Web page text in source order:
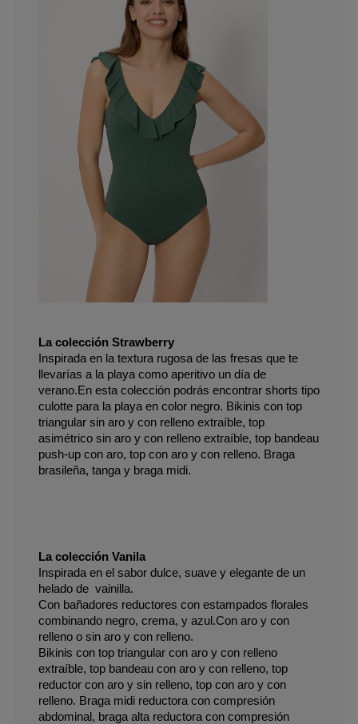
La colección Strawberry
Inspirada en la textura rugosa de las fresas que te
llevarías a la playa como aperitivo un día de
verano.En esta colección podrás encontrar shorts tipo
culotte para la playa en color negro. Bikinis con top
triangular sin aro y con relleno extraíble, top
asimétrico sin aro y con relleno extraíble, top bandeau
push-up con aro, top con aro y con relleno. Braga
brasileña, tanga y braga midi.
La colección Vanila
Inspirada en el sabor dulce, suave y elegante de un
helado de  vainilla.
Con bañadores reductores con estampados florales
combinando negro, crema, y azul.Con aro y con
relleno o sin aro y con relleno.
Bikinis con top triangular con aro y con relleno
extraíble, top bandeau con aro y con relleno, top
reductor con aro y sin relleno, top con aro y con
relleno. Braga midi reductora con compresión
abdominal, braga alta reductora con compresión